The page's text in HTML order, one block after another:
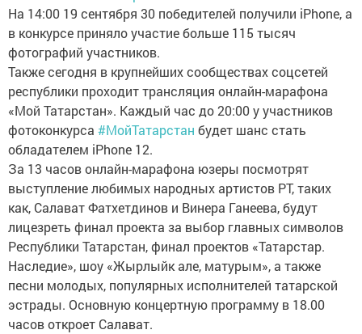
На 14:00 19 сентября 30 победителей получили iPhone, а
в конкурсе приняло участие больше 115 тысяч
фотографий участников.
Также сегодня в крупнейших сообществах соцсетей
республики проходит трансляция онлайн-марафона
«Мой Татарстан». Каждый час до 20:00 у участников
фотоконкурса #МойТатарстан будет шанс стать
обладателем iPhone 12.
За 13 часов онлайн-марафона юзеры посмотрят
выступление любимых народных артистов РТ, таких
как, Салават Фатхетдинов и Винера Ганеева, будут
лицезреть финал проекта за выбор главных символов
Республики Татарстан, финал проектов «Татарстар.
Наследие», шоу «Жырлыйк але, матурым», а также
песни молодых, популярных исполнителей татарской
эстрады. Основную концертную программу в 18.00
часов откроет Салават.